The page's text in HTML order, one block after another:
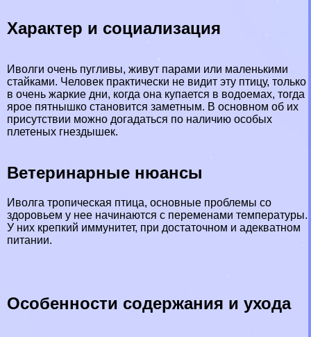
Хаpaктер и социализация
Иволги очень пугливы, живут парами или маленькими
стайками. Человек пpaктически не видит эту птицу, только
в очень жаркие дни, когда она купается в водоемах, тогда
ярое пятнышко становится заметным. В основном об их
присутствии можно догадаться по наличию особых
плетеных гнездышек.
Ветеринарные нюансы
Иволга тропическая птица, основные проблемы со
здоровьем у нее начинаются с переменами температуры.
У них крепкий иммунитет, при достаточном и адекватном
питании.
Особенности содержания и ухода